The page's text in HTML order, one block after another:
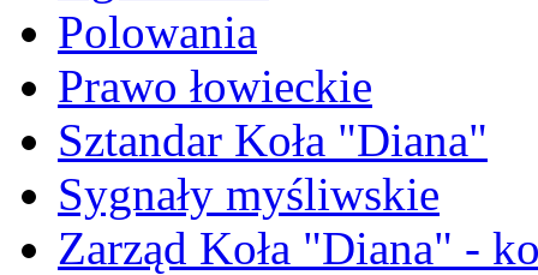
Polowania
Prawo łowieckie
Sztandar Koła "Diana"
Sygnały myśliwskie
Zarząd Koła "Diana" -